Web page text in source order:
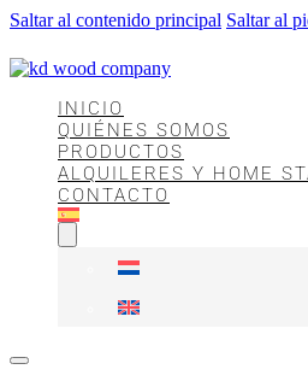
Saltar al contenido principal Saltar al
INICIO
QUIÉNES SOMOS
PRODUCTOS
ALQUILERES Y HOME
CONTACTO